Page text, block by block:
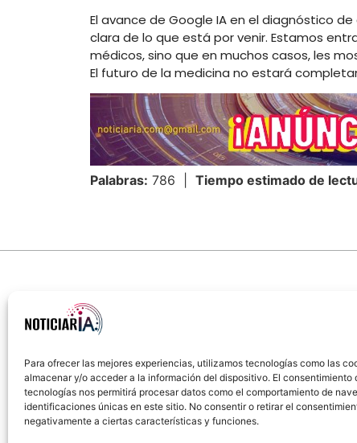
Para ofrecer las mejores experiencias, utilizamos tecnologías como las
almacenar y/o acceder a la información del dispositivo. El consentimiento
tecnologías nos permitirá procesar datos como el comportamiento de
identificaciones únicas en este sitio. No consentir o retirar el
negativamente a ciertas características y funciones.
El avance de Google IA en el diagnóstico
clara de lo que está por venir. Estamos
médicos, sino que en muchos casos, les
El futuro de la medicina no estará
Palabras: 786 | Tiempo estimado de
Sobre Nosotros Política de cookies Política